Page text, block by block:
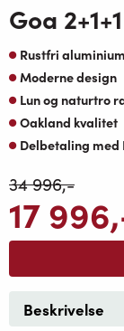
Rustfri aluminium
Moderne design
Lun og naturtro
Oakland kvalitet
Delbetaling med
34 996,-
17 996
Beskrivelse